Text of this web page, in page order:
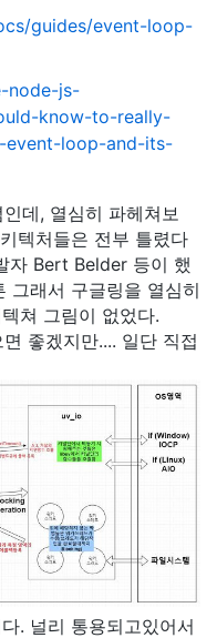
guides/event-loop-
node-js-
know-to-really-
event-loop-and-its-
데, 열심히 파헤쳐보
텍처들은 전부 틀렸다
자 Bert Belder 등이 했
그래서 구글링을 열심히
쳐 그림이 없었다.
좋겠지만.... 일단 직접
. 널리 통용되고있어서